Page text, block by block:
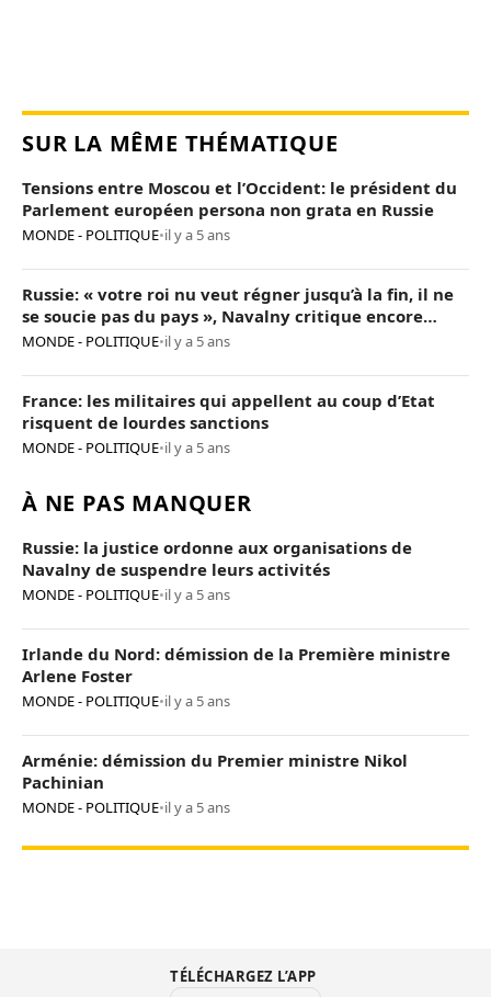
SUR LA MÊME THÉMATIQUE
Tensions entre Moscou et l’Occident: le président du
Parlement européen persona non grata en Russie
MONDE - POLITIQUE•il y a 5 ans
Russie: « votre roi nu veut régner jusqu’à la fin, il ne
se soucie pas du pays », Navalny critique encore
Poutine
MONDE - POLITIQUE•il y a 5 ans
France: les militaires qui appellent au coup d’Etat
risquent de lourdes sanctions
MONDE - POLITIQUE•il y a 5 ans
À NE PAS MANQUER
Russie: la justice ordonne aux organisations de
Navalny de suspendre leurs activités
MONDE - POLITIQUE•il y a 5 ans
Irlande du Nord: démission de la Première ministre
Arlene Foster
MONDE - POLITIQUE•il y a 5 ans
Arménie: démission du Premier ministre Nikol
Pachinian
MONDE - POLITIQUE•il y a 5 ans
TÉLÉCHARGEZ L’APP